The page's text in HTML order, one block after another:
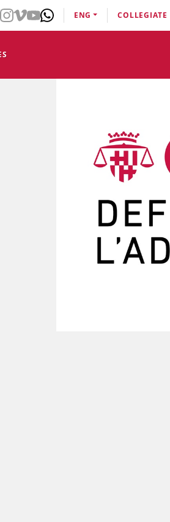
ENG COLLEGIATE